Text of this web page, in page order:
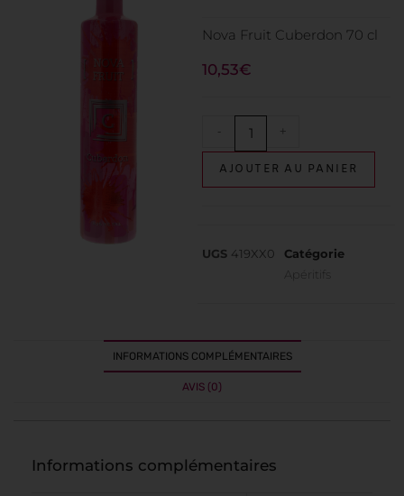
Nova Fruit Cuberdon 70 cl
10,53€
- +
AJOUTER AU PANIER
UGS 419XX0
Catégorie
Apéritifs
INFORMATIONS COMPLÉMENTAIRES
AVIS (0)
Informations complémentaires